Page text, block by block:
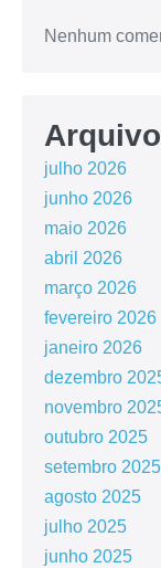
Nenhum
julho 2026
junho 2026
maio 2026
abril 2026
março 2026
fevereiro 2026
janeiro 2026
dezembro
novembro
outubro 2025
setembro 2025
agosto 2025
julho 2025
junho 2025